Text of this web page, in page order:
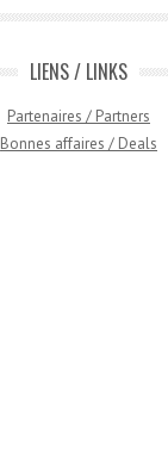
LIENS / LINKS
Partenaires / Partners
Bonnes affaires / Deals